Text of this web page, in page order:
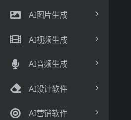
AI图片生成
AI视频生成
AI音频生成
AI设计软件
AI营销软件